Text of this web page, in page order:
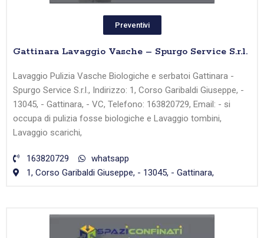
Preventivi
Gattinara Lavaggio Vasche – Spurgo Service S.r.l.
Lavaggio Pulizia Vasche Biologiche e serbatoi Gattinara -
Spurgo Service S.r.l., Indirizzo: 1, Corso Garibaldi Giuseppe, -
13045, - Gattinara, - VC, Telefono: 163820729, Email: - si
occupa di pulizia fosse biologiche e Lavaggio tombini,
Lavaggio scarichi,
163820729
whatsapp
1, Corso Garibaldi Giuseppe, - 13045, - Gattinara,